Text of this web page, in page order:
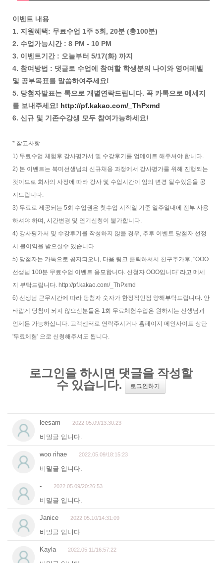
이벤트 내용
1. 지원혜택: 무료수업 1주 5회, 20분 (총100분)
2. 수업가능시간 : 8 PM - 10 PM
3. 이벤트기간 : 오늘부터 5/17(화) 까지
4. 참여방법 : 댓글로 수업에 참여할 학생분의 나이와 영어레벨
및 공부목표를 말씀하여주세요!
5. 당첨자발표는 톡으로 개별연락드립니다. 꼭 카톡으로 메세지
를 보내주세요! http://pf.kakao.com/_ThPxmd
6. 신규 및 기존수강생 모두 참여가능하세요!
* 참고사항
1) 무료수업 체험후 강사평가서 및 수강후기를 업데이트 해주셔야 합니다.
2) 본 이벤트는 북미선생님의 신규채용 과정에서 강사평가를 위해 진행되는
것이므로 회사의 사정에 따라 강사 및 수업시간이 임의 변경 될수있음을 공
지드립니다.
3) 무료로 제공되는 5회 수업권은 첫수업 시작일 기준 일주일내에 전부 사용
하셔야 하며, 시간변경 및 연기신청이 불가합니다.
4) 강사평가서 및 수강후기를 작성하지 않을 경우, 추후 이벤트 당첨자 선정
시 불이익을 받으실수 있습니다
5) 당첨자는 카톡으로 공지되오니, 다음 링크 클릭하셔서 친구추가후, "OOO
선생님 100분 무료수업 이벤트 응모합니다. 신청자 OOO입니다' 라고 메세
지 부탁드립니다. http://pf.kakao.com/_ThPxmd
6) 선생님 근무시간에 따라 당첨자 숫자가 한정적인점 양해부탁드립니다. 안
타깝게 당첨이 되지 않으신분들은 1회 무료체험수업은 원하시는 선생님과
언제든 가능하십니다. 고객센터로 연락주시거나 홈페이지 메인사이트 상단
'무료체험' 으로 신청해주셔도 됩니다.